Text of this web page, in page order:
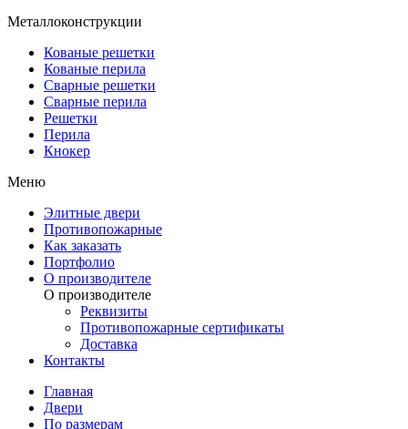
Металлоконструкции
Кованые решетки
Кованые перила
Сварные решетки
Сварные перила
Решетки
Перила
Кнокер
Меню
Элитные двери
Противопожарные
Как заказать
Портфолио
О производителе
О производителе
Реквизиты
Противопожарные сертификаты
Доставка
Контакты
Главная
Двери
По размерам